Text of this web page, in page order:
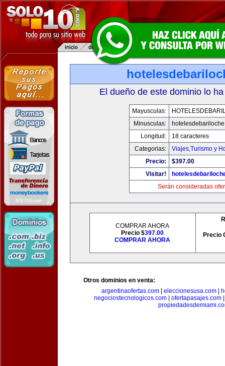
El dueño de este dominio lo
Mayusculas:
Minusculas:
Longitud:
18 caracteres
Categorias:
Viajes,Turismo y
Precio:
$397.00
Visitar!
Serán consideradas
COMPRAR AHORA
Precio $397.00
COMPRAR AHORA
Precio
Otros dominios en venta:
argentinaofertas.com| eleccionesusa.com|
negociostecnologicos.com
ofertapasajes.com